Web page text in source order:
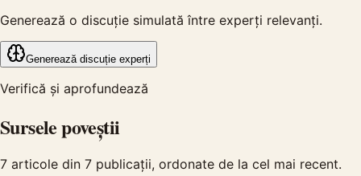
Generează o discuție simulată între experți relevanți.
Generează discuție experți
Verifică și aprofundează
Sursele poveștii
7 articole din 7 publicații, ordonate de la cel mai recent.